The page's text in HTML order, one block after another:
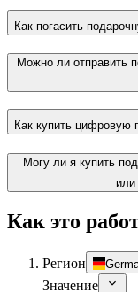
Как погасить
Можно ли отправить
Как купить цифровую
Могу ли я купить
Как это
Регион
Значение